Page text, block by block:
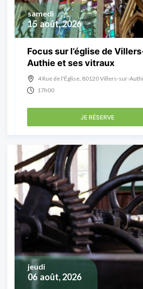
15 août, 2026
samedi
Focus sur l’église de
Authie et ses vitraux
4 Rue de l'Église, 80120 Villers-sur-
17h00
JE RÉSERVE
06 août, 2026
jeudi